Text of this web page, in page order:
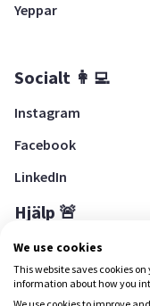
Yeppar
Socialt 👩‍💻
Instagram
Facebook
LinkedIn
Hjälp 🚨
Hjälpcenter
We use cookies
This website saves cookies
information about how you